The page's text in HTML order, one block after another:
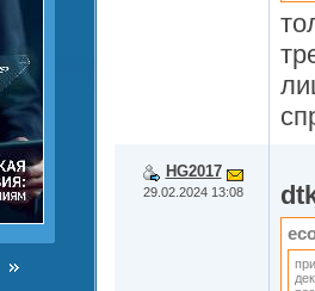
HG2017
29.02.2024 13:08